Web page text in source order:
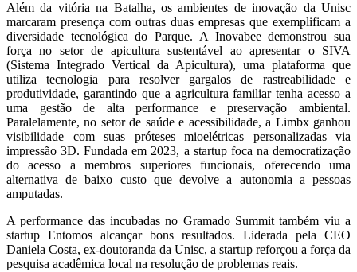
Além da vitória na Batalha, os ambientes de inovação da Unisc
marcaram presença com outras duas empresas que exemplificam a
diversidade tecnológica do Parque. A Inovabee demonstrou sua
força no setor de apicultura sustentável ao apresentar o SIVA
(Sistema Integrado Vertical da Apicultura), uma plataforma que
utiliza tecnologia para resolver gargalos de rastreabilidade e
produtividade, garantindo que a agricultura familiar tenha acesso a
uma gestão de alta performance e preservação ambiental.
Paralelamente, no setor de saúde e acessibilidade, a Limbx ganhou
visibilidade com suas próteses mioelétricas personalizadas via
impressão 3D. Fundada em 2023, a startup foca na democratização
do acesso a membros superiores funcionais, oferecendo uma
alternativa de baixo custo que devolve a autonomia a pessoas
amputadas.
A performance das incubadas no Gramado Summit também viu a
startup Entomos alcançar bons resultados. Liderada pela CEO
Daniela Costa, ex-doutoranda da Unisc, a startup reforçou a força da
pesquisa acadêmica local na resolução de problemas reais.